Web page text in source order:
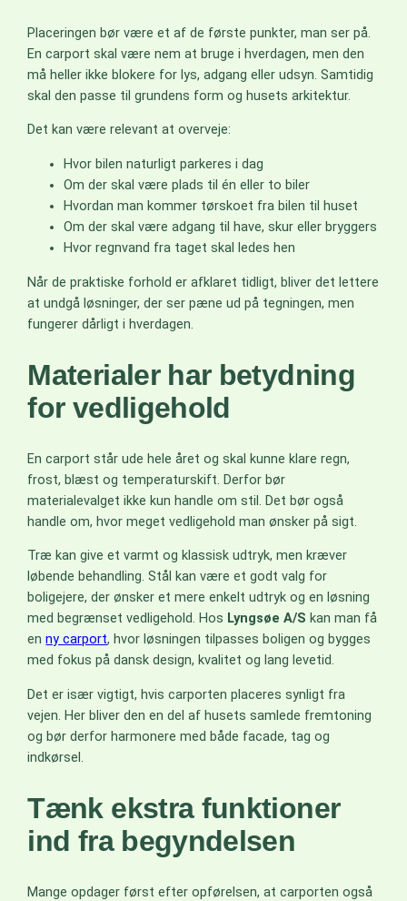
Placeringen bør være et af de første punkter, man ser på.
En carport skal være nem at bruge i hverdagen, men den
må heller ikke blokere for lys, adgang eller udsyn. Samtidig
skal den passe til grundens form og husets arkitektur.
Det kan være relevant at overveje:
Hvor bilen naturligt parkeres i dag
Om der skal være plads til én eller to biler
Hvordan man kommer tørskoet fra bilen til huset
Om der skal være adgang til have, skur eller bryggers
Hvor regnvand fra taget skal ledes hen
Når de praktiske forhold er afklaret tidligt, bliver det lettere
at undgå løsninger, der ser pæne ud på tegningen, men
fungerer dårligt i hverdagen.
Materialer har betydning
for vedligehold
En carport står ude hele året og skal kunne klare regn,
frost, blæst og temperaturskift. Derfor bør
materialevalget ikke kun handle om stil. Det bør også
handle om, hvor meget vedligehold man ønsker på sigt.
Træ kan give et varmt og klassisk udtryk, men kræver
løbende behandling. Stål kan være et godt valg for
boligejere, der ønsker et mere enkelt udtryk og en løsning
med begrænset vedligehold. Hos Lyngsøe A/S kan man få
enny carport, hvor løsningen tilpasses boligen og bygges
med fokus på dansk design, kvalitet og lang levetid.
Det er især vigtigt, hvis carporten placeres synligt fra
vejen. Her bliver den en del af husets samlede fremtoning
og bør derfor harmonere med både facade, tag og
indkørsel.
Tænk ekstra funktioner
ind fra begyndelsen
Mange opdager først efter opførelsen, at carporten også